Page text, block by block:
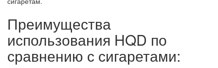
Преимущества
использования HQD по
сравнению с сигаретами: